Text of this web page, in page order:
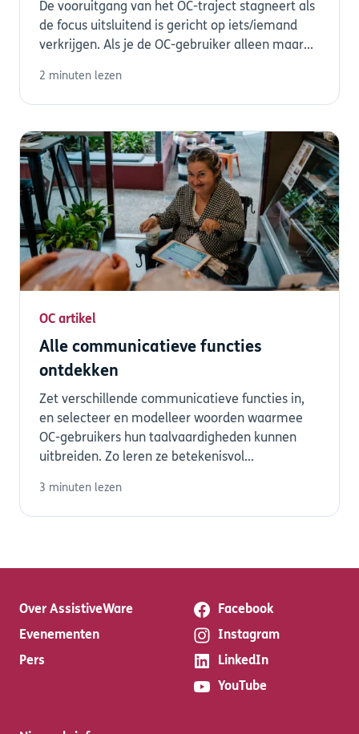
De vooruitgang van het OC-traject stagneert als
de focus uitsluitend is gericht op iets/iemand
verkrijgen. Als je de OC-gebruiker alleen maar...
2 minuten lezen
OC artikel
Alle communicatieve functies
ontdekken
Zet verschillende communicatieve functies in,
en selecteer en modelleer woorden waarmee
OC-gebruikers hun taalvaardigheden kunnen
uitbreiden. Zo leren ze betekenisvol...
3 minuten lezen
Over AssistiveWare
Evenementen
Pers
Facebook
Instagram
LinkedIn
YouTube